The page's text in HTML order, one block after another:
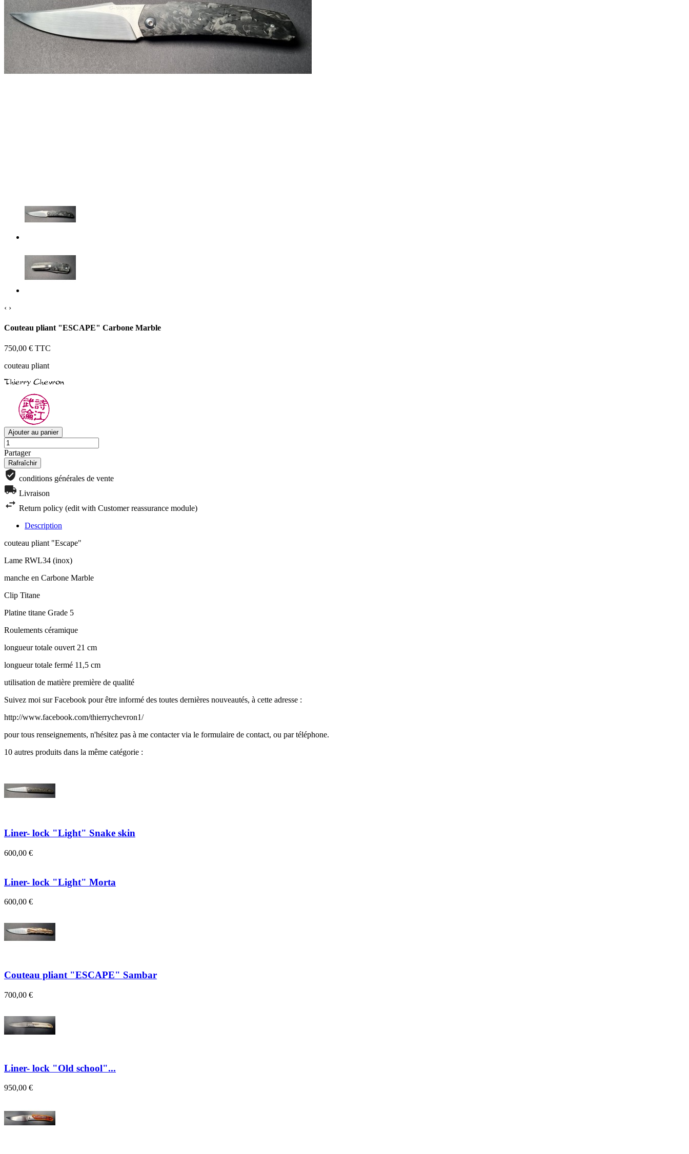
‹ ›
Couteau pliant "ESCAPE" Carbone Marble
750,00 € TTC
couteau pliant
Ajouter au panier
Partager
conditions générales de vente
Livraison
Return policy (edit with Customer reassurance module)
Description
couteau pliant "Escape"
Lame RWL34 (inox)
manche en Carbone Marble
Clip Titane
Platine titane Grade 5
Roulements céramique
longueur totale ouvert 21 cm
longueur totale fermé 11,5 cm
utilisation de matière première de qualité
Suivez moi sur Facebook pour être informé des toutes dernières nouveautés, à cette adresse :
http://www.facebook.com/thierrychevron1/
pour tous renseignements, n'hésitez pas à me contacter via le formulaire de contact, ou par téléphone.
10 autres produits dans la même catégorie :
Liner- lock "Light" Snake skin
600,00 €
Liner- lock "Light" Morta
600,00 €
Couteau pliant "ESCAPE" Sambar
700,00 €
Liner- lock "Old school"...
950,00 €